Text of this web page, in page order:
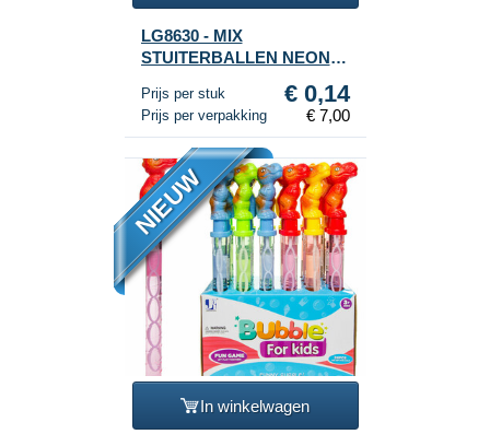
LG8630 - MIX
STUITERBALLEN NEON
(50st.)
Prijs per stuk € 0,14
Prijs per verpakking € 7,00
NIEUW
In winkelwagen